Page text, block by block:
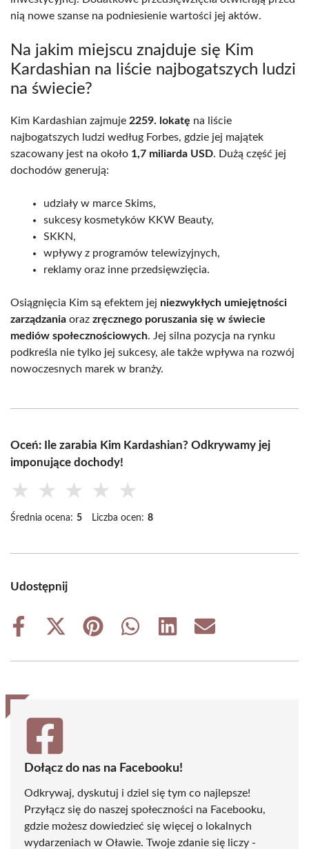
nią nowe szanse na podniesienie wartości jej aktów.
Na jakim miejscu znajduje się Kim
Kardashian na liście najbogatszych ludzi
na świecie?
Kim Kardashian zajmuje 2259. lokatę na liście
najbogatszych ludzi według Forbes, gdzie jej majątek
szacowany jest na około 1,7 miliarda USD. Dużą część jej
dochodów generują:
udziały w marce Skims,
sukcesy kosmetyków KKW Beauty,
SKKN,
wpływy z programów telewizyjnych,
reklamy oraz inne przedsięwzięcia.
Osiągnięcia Kim są efektem jej niezwykłych umiejętności
zarządzania oraz zręcznego poruszania się w świecie
mediów społecznościowych. Jej silna pozycja na rynku
podkreśla nie tylko jej sukcesy, ale także wpływa na rozwój
nowoczesnych marek w branży.
Oceń: Ile zarabia Kim Kardashian? Odkrywamy jej
imponujące dochody!
★ ★ ★ ★ ★
Średnia ocena: 5 Liczba ocen: 8
Udostępnij
Share
Share
(Twitter)
Share
Share
Share
Share
Dołącz do nas na Facebooku!
Odkrywaj, dyskutuj i dziel się tym co najlepsze!
Przyłącz się do naszej społeczności na Facebooku,
gdzie możesz dowiedzieć się więcej o lokalnych
wydarzeniach w Oławie. Twoje zdanie się liczy -